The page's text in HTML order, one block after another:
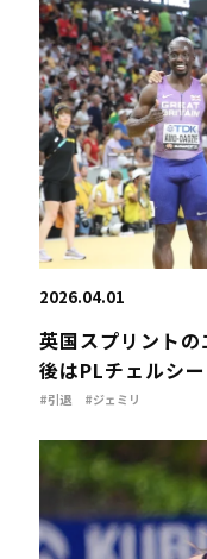
2026.04.01
英国スプリント
後はPLチェルシ
#引退 #ジェミリ